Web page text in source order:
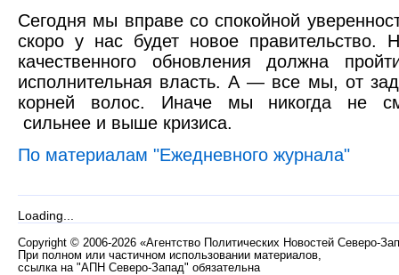
Сегодня мы вправе со спокойной
скоро у нас будет новое правительство.
качественного обновления должна
исполнительная власть. А — все мы, от
корней волос. Иначе мы никогда не
сильнее и выше кризиса.
По материалам "Ежедневного журнала"
Loading...
Copyright © 2006-2026 «Агентство Политических Новостей Северо-
При полном или частичном использовании материалов,
ссылка на "АПН Северо-Запад" обязательна